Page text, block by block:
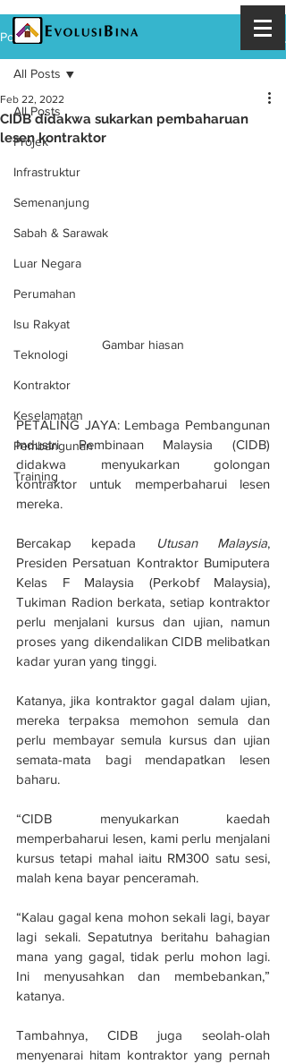
Post
All Posts
Projek
Infrastruktur
Semenanjung
Sabah & Sarawak
Luar Negara
Perumahan
Isu Rakyat
Teknologi
Kontraktor
Keselamatan
Pembangunan
Training
All Posts
CIDB didakwa sukarkan pembaharuan
lesen kontraktor
Feb 22, 2022
Gambar hiasan
PETALING JAYA: Lembaga Pembangunan
Industri Pembinaan Malaysia (CIDB)
didakwa menyukarkan golongan
kontraktor untuk memperbaharui lesen
mereka.
Bercakap kepada Utusan Malaysia,
Presiden Persatuan Kontraktor Bumiputera
Kelas F Malaysia (Perkobf Malaysia),
Tukiman Radion berkata, setiap kontraktor
perlu menjalani kursus dan ujian, namun
proses yang dikendalikan CIDB melibatkan
kadar yuran yang tinggi.
Katanya, jika kontraktor gagal dalam ujian,
mereka terpaksa memohon semula dan
perlu membayar semula kursus dan ujian
semata-mata bagi mendapatkan lesen
baharu.
“CIDB menyukarkan kaedah
memperbaharui lesen, kami perlu menjalani
kursus tetapi mahal iaitu RM300 satu sesi,
malah kena bayar penceramah.
“Kalau gagal kena mohon sekali lagi, bayar
lagi sekali. Sepatutnya beritahu bahagian
mana yang gagal, tidak perlu mohon lagi.
Ini menyusahkan dan membebankan,”
katanya.
Tambahnya, CIDB juga seolah-olah
menyenarai hitam kontraktor yang pernah